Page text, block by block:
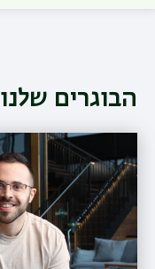
הבוגרים שלנו